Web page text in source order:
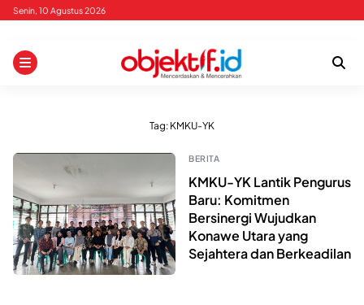
Skip
content
Senin, 10 Agustus 2026
Tag: KMKU-YK
BERITA
KMKU-YK Lantik Pengurus
Baru: Komitmen
Bersinergi Wujudkan
Konawe Utara yang
Sejahtera dan Berkeadilan